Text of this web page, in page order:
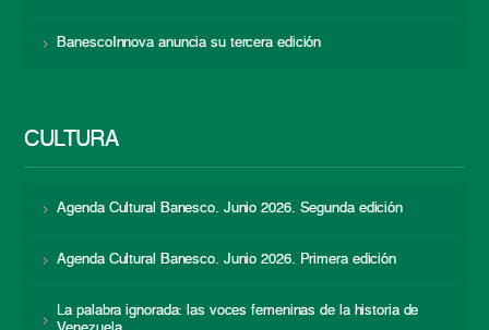
BanescoInnova anuncia su tercera edición
CULTURA
Agenda Cultural Banesco. Junio 2026. Segunda edición
Agenda Cultural Banesco. Junio 2026. Primera edición
La palabra ignorada: las voces femeninas de la historia de